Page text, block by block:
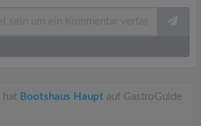
hat Bootshaus Haupt auf GastroGuide